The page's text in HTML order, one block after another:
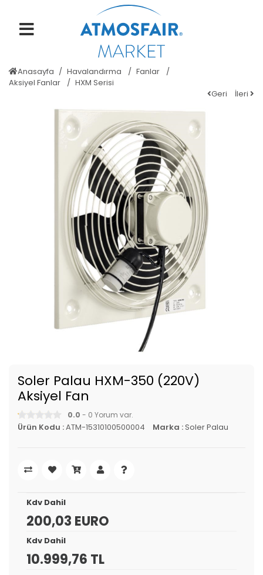
Anasayfa Havalandırma
Fanlar
Aksiyel Fanlar
HXM Serisi
Geri
İleri
Soler Palau HXM-350 (220V)
Aksiyel Fan
0.0 - 0 Yorum var.
Ürün Kodu :ATM-15310100500004 Marka :Soler Palau
Kdv Dahil
200,03 EURO
Kdv Dahil
10.999,76 TL